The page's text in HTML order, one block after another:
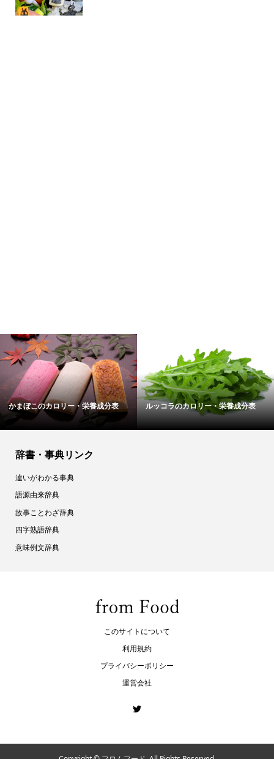
かまぼこのカロリー・栄養成分表 ルッコラのカロリー・栄養成分表
辞書・事典リンク
違いがわかる事典
語源由来辞典
故事ことわざ辞典
四字熟語辞典
意味例文辞典
このサイトについて
利用規約
プライバシーポリシー
運営会社